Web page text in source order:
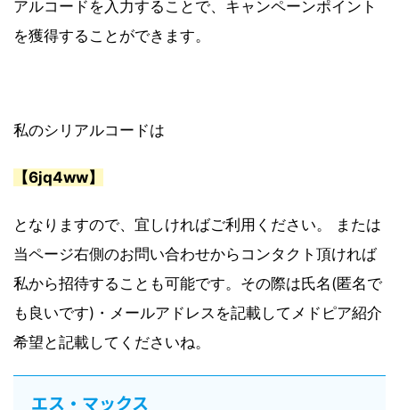
アルコードを入力することで、キャンペーンポイント
を獲得することができます。
私のシリアルコードは
【6jq4ww】
となりますので、宜しければご利用ください。 または
当ページ右側のお問い合わせからコンタクト頂ければ
私から招待することも可能です。その際は氏名(匿名で
も良いです)・メールアドレスを記載してメドピア紹介
希望と記載してくださいね。
エス・マックス